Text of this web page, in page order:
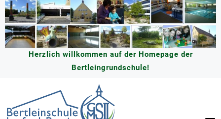
Skip
content
Herzlich willkommen auf der Homepage der
Bertleingrundschule!